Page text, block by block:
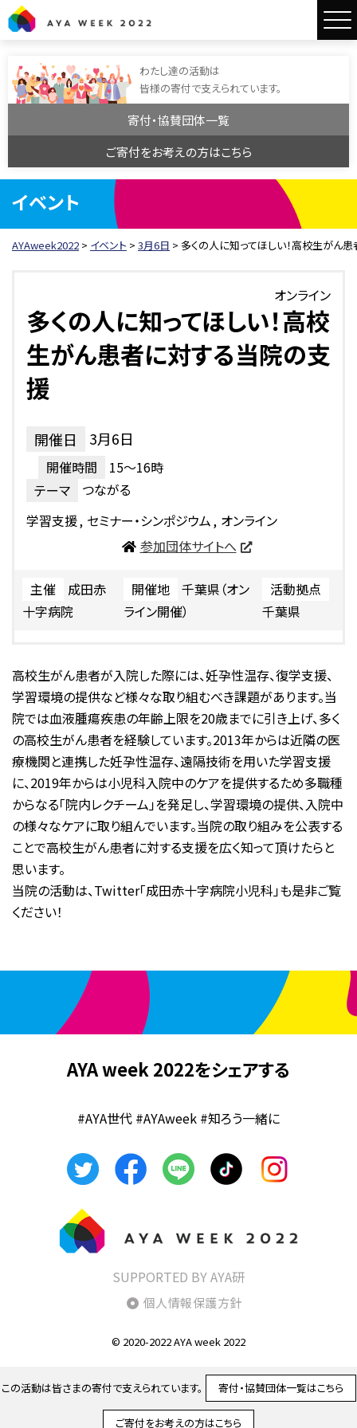
わたし達の活動は
皆様の寄付で支えられています。
寄付・協賛団体一覧
ご寄付をお考えの方はこちら
イベント
AYAweek2022 > イベント > 3月6日 > 多くの人に知ってほしい！高校生がん
オンライン
多くの人に知ってほしい！高校
生がん患者に対する当院の支
援
3月6日
15～16時
つながる
学習支援 セミナー・シンポジウム オンライン
参加団体サイトへ
成田赤
十字病院
千葉県（オン
ライン開催）
千葉県
高校生がん患者が入院した際には、妊孕性温存、復学支援、
学習環境の提供など様々な取り組むべき課題があります。当
院では血液腫瘍疾患の年齢上限を20歳までに引き上げ、多く
の高校生がん患者を経験しています。2013年からは近隣の医
療機関と連携した妊孕性温存、遠隔技術を用いた学習支援
に、2019年からは小児科入院中のケアを提供するため多職種
からなる「院内レクチーム」を発足し、学習環境の提供、入院中
の様々なケアに取り組んでいます。当院の取り組みを公表する
ことで高校生がん患者に対する支援を広く知って頂けたらと
思います。
当院の活動は、Twitter「成田赤十字病院小児科」も是非ご覧
ください！
AYA week 2022をシェアする
#AYA世代 #AYAweek #知ろう一緒に
SUPPORTED BY AYA研
個人情報保護方針
© 2020-2022 AYA week 2022
この活動は皆さまの寄付で支えられています。 寄付・協賛団体一覧はこちら
ご寄付をお考えの方はこちら